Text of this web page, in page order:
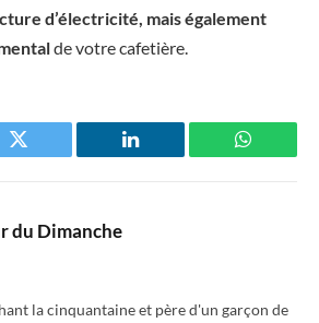
d’électricité, mais également
de votre cafetière.
Twitter LinkedIn
du Dimanche
la cinquantaine et père d'un garçon de